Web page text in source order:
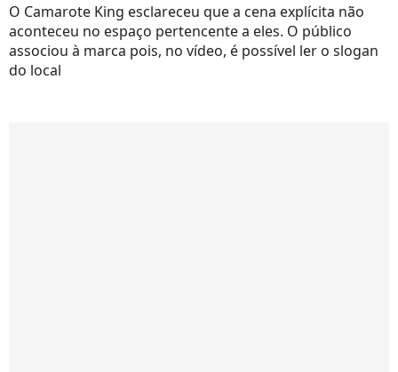
O Camarote King esclareceu que a cena explícita não
aconteceu no espaço pertencente a eles. O público
associou à marca pois, no vídeo, é possível ler o slogan
do local